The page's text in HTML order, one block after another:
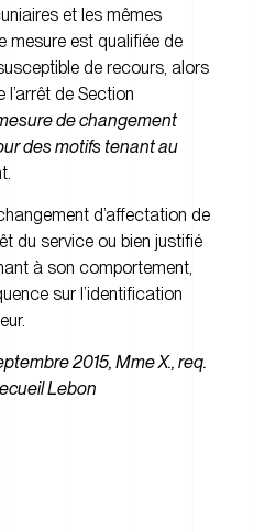
et les mêmes
mesure est qualifiée de
de recours, alors
l’arrêt de Section
de changement
des motifs tenant au
d’affectation de
du service ou bien justifié
à son comportement,
sur l’identification
2015, Mme X., req.
Lebon